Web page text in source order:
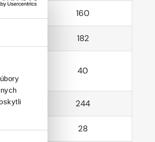
160
182
40
244
28